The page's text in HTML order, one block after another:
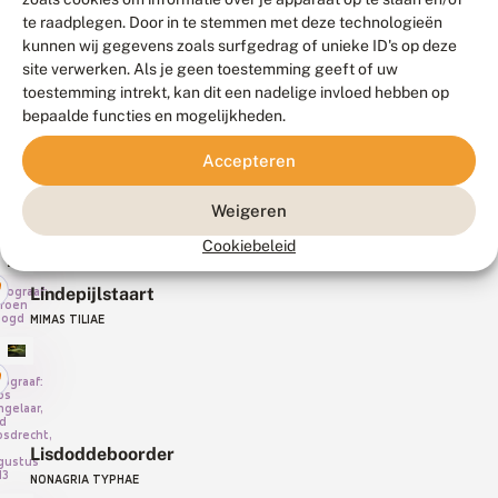
te raadplegen. Door in te stemmen met deze technologieën
kunnen wij gegevens zoals surfgedrag of unieke ID's op deze
site verwerken. Als je geen toestemming geeft of uw
toestemming intrekt, kan dit een nadelige invloed hebben op
bepaalde functies en mogelijkheden.
Accepteren
Weigeren
Cookiebeleid
van
Dijk,
4
2013
Lindeherculesje
SELENIA LUNULARIA
Poot,
PLAGODIS DOLABRARIA
Lindepijlstaart
MIMAS TILIAE
Lisdoddeboorder
NONAGRIA TYPHAE